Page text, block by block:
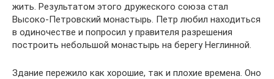
жить. Результатом этого дружеского союза стал
Высоко-Петровский монастырь. Петр любил находиться
в одиночестве и попросил у правителя разрешения
построить небольшой монастырь на берегу Неглинной.
Здание пережило как хорошие, так и плохие времена. Оно